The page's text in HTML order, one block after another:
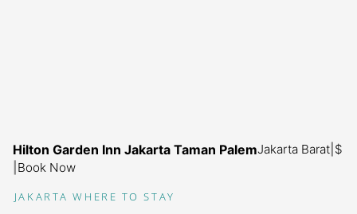
Hilton Garden Inn Jakarta Taman PalemJakarta Barat $
Book Now
JAKARTA WHERE TO STAY